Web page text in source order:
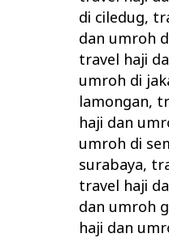
di ciledug,
dan umroh
travel haji
umroh di
lamongan,
haji dan
umroh di
surabaya,
travel haji
dan umroh
haji dan